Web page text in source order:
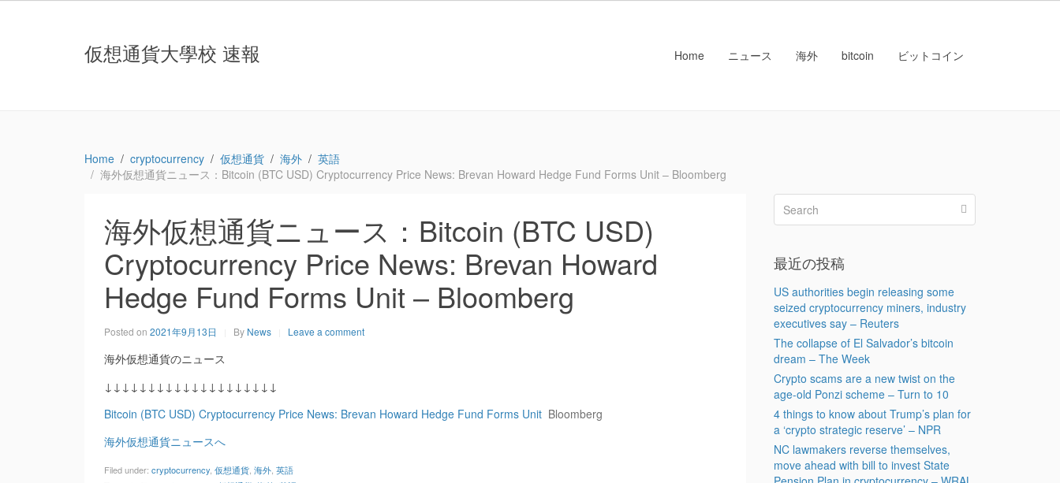
仮想通貨大學校 速報 Home ニュース 海外 bitcoin ビットコイン
Home cryptocurrency 仮想通貨 海外
英語
海外仮想通貨ニュース：Bitcoin (BTC USD) Cryptocurrency Price News: Brevan Howard Hedge Fund Forms Unit – Bloomberg
海外仮想通貨ニュース：Bitcoin (BTC USD)
Cryptocurrency Price News: Brevan Howard
Hedge Fund Forms Unit – Bloomberg
Posted on 2021年9月13日 By News Leave a comment
海外仮想通貨のニュース
↓↓↓↓↓↓↓↓↓↓↓↓↓↓↓↓↓↓↓↓
Bitcoin (BTC USD) Cryptocurrency Price News: Brevan Howard Hedge Fund Forms Unit Bloomberg
海外仮想通貨ニュースへ
Filed under: cryptocurrency 仮想通貨 海外 英語
最近の投稿
US authorities begin releasing some
seized cryptocurrency miners, industry
executives say – Reuters
The collapse of El Salvador’s bitcoin
dream – The Week
Crypto scams are a new twist on the
age-old Ponzi scheme – Turn to 10
4 things to know about Trump’s plan for
a ‘crypto strategic reserve’ – NPR
NC lawmakers reverse themselves,
move ahead with bill to invest State